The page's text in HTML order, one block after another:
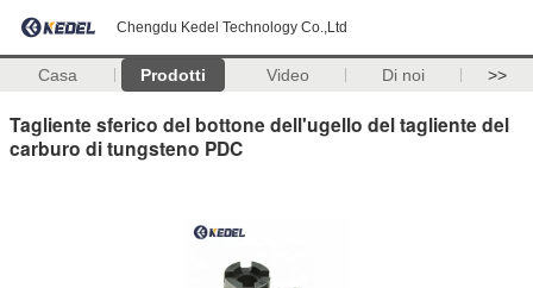
Chengdu Kedel Technology Co.,Ltd
Casa Prodotti Video Di noi >>
Tagliente sferico del bottone dell'ugello del tagliente del
carburo di tungsteno PDC